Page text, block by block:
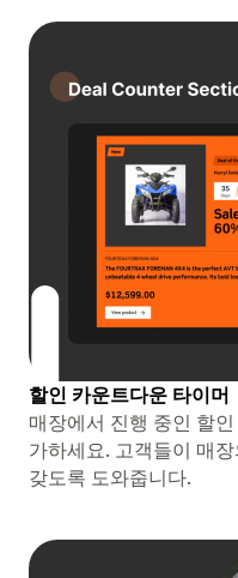
할인 카운트다운 타이머
매장에서 진행 중인 할
가하세요. 고객들이 매
갖도록 도와줍니다.